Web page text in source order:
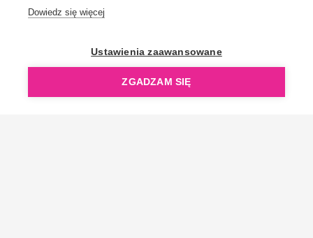
Dowiedz się więcej
Ustawienia zaawansowane
ZGADZAM SIĘ
OpenGift jest częścią ReflectGroup.